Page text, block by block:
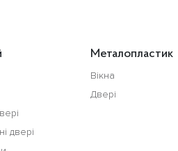
двері
Металопластик
Вікна
Двері